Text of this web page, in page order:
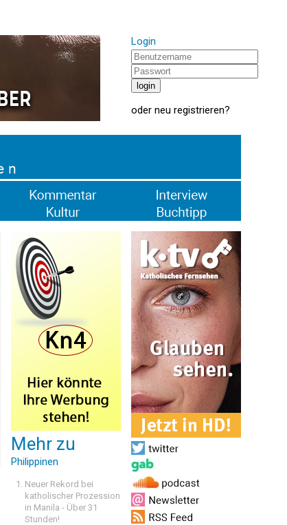
Login
oder neu registrieren?
Mehr zu
Philippinen
Neuer Rekord bei
katholischer Prozession
in Manila - Über 31
Stunden!